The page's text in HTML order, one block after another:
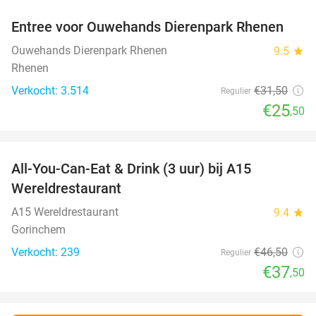
19%
Entree voor Ouwehands Dierenpark Rhenen
Ouwehands Dierenpark Rhenen 9.5 star
Rhenen
Verkocht: 3.514
Regulier €31,50
€25,50
All-You-Can-Eat & Drink (3 uur) bij A15
Wereldrestaurant
A15 Wereldrestaurant 9.4 star
Gorinchem
Verkocht: 239
Regulier €46,50
€37,50